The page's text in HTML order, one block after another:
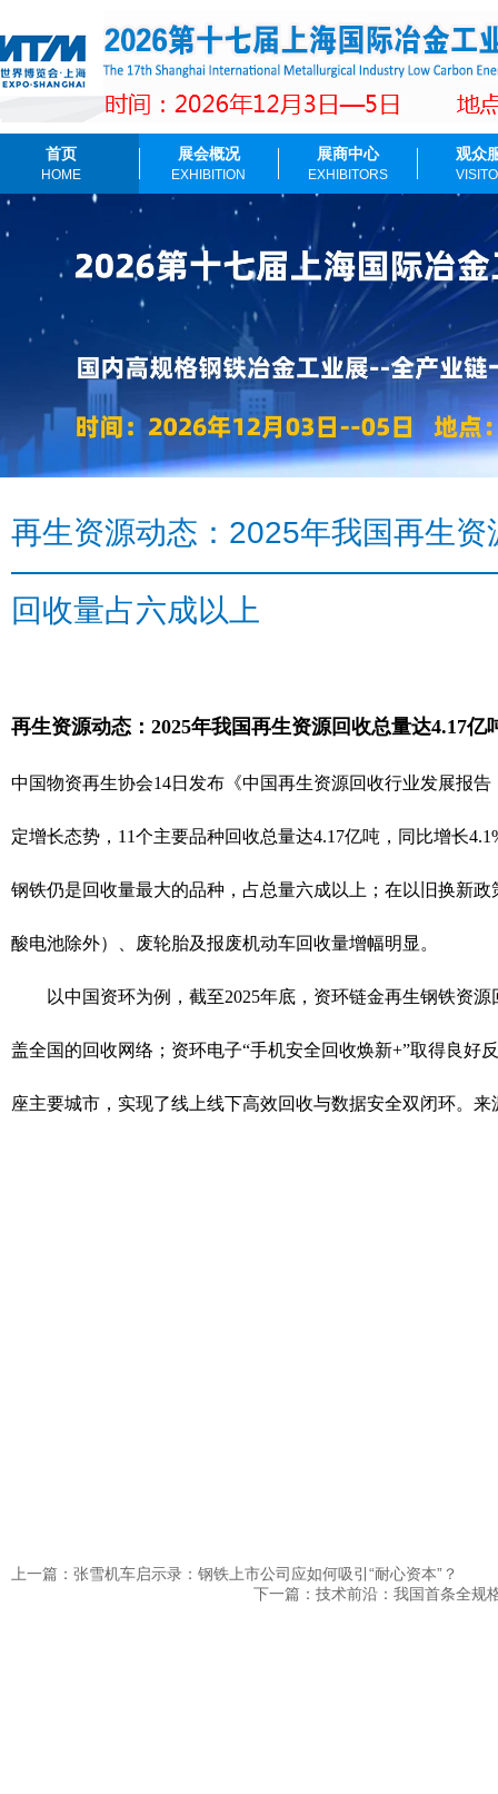
首页
HOME
展会概况
EXHIBITION
展商中心
EXHIBITORS
观众
再生资源动态：2025年我国再生
回收量占六成以上
再生资源动态：2025年我国再生资源回收总量达4.17
中国物资再生协会14日发布《中国再生资源回收行业发展报
定增长态势，11个主要品种回收总量达4.17亿吨，同比增长
钢铁仍是回收量最大的品种，占总量六成以上；在以旧换新
酸电池除外）、废轮胎及报废机动车回收量增幅明显。
以中国资环为例，截至2025年底，资环链金再生钢铁资源
盖全国的回收网络；资环电子“手机安全回收焕新+”取得良好
座主要城市，实现了线上线下高效回收与数据安全双闭环。
上一篇：张雪机车启示录：钢铁上市公司应如何吸引“耐心资本”？
下一篇：技术前沿：我国首条全规